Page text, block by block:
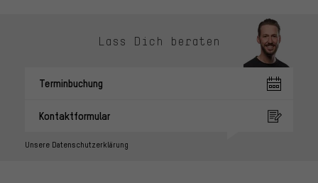
Lass Dich beraten
Terminbuchung
Kontaktformular
Unsere Datenschutzerklärung